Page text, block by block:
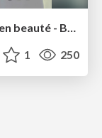
Comment (ne pas) foirer un produit en beauté - Blendwebmix
1 250